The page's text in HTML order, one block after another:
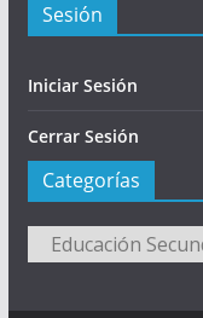
Sesión
Iniciar Sesión
Cerrar Sesión
Categorías
Categorías